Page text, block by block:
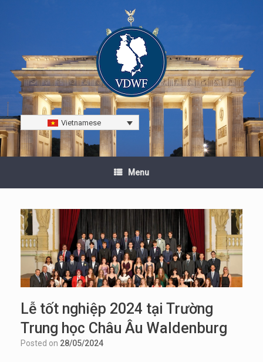
Vietnamese
Menu
Lễ tốt nghiệp 2024 tại Trường
Trung học Châu Âu Waldenburg
Posted on 28/05/2024